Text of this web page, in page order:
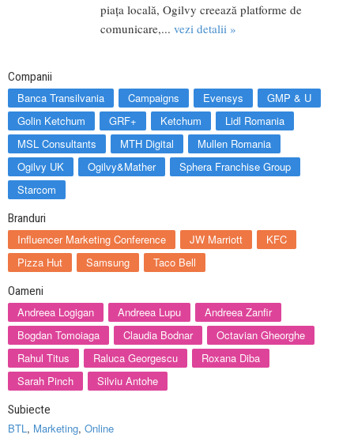
piața locală, Ogilvy creează platforme de
comunicare,... vezi detalii »
Companii
Banca Transilvania Campaigns Evensys
GMP & U
Golin Ketchum
GRF+ Ketchum
Lidl Romania
MSL Consultants
MTH Digital
Mullen Romania
Ogilvy UK
Ogilvy&Mather
Sphera Franchise Group
Starcom
Branduri
Influencer Marketing Conference JW Marriott
KFC
Pizza Hut
Samsung Taco Bell
Oameni
Andreea Logigan Andreea Lupu
Andreea Zanfir
Bogdan Tomoiaga
Claudia Bodnar
Octavian Gheorghe
Rahul Titus
Raluca Georgescu
Roxana Diba
Sarah Pinch
Silviu Antohe
Subiecte
BTL, Marketing, Online